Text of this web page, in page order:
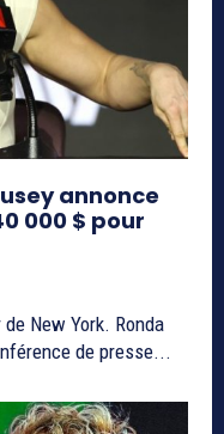
annonce
000 $ pour
New York. Ronda
de presse...